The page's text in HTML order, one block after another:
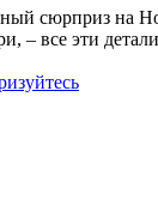
сюрприз на
– все эти